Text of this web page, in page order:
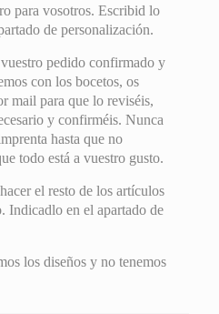
para vosotros. Escribid lo
de personalización.
pedido confirmado y
con los bocetos, os
mail para que lo reviséis,
y confirméis. Nunca
hasta que no
todo está a vuestro gusto.
el resto de los artículos
Indicadlo en el apartado de
los diseños y no tenemos